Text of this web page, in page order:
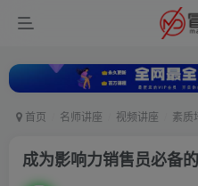
首页 名师讲座 视频讲座 素质
成为影响力销售员必备